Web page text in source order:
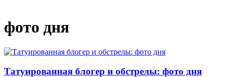
фото дня
Татуированная блогер и обстрелы: фото дня